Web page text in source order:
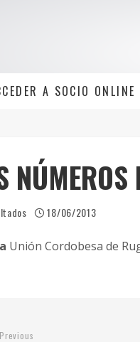
A SOCIO ONLINE
18/06/2013
Unión Cordobesa de
Previous